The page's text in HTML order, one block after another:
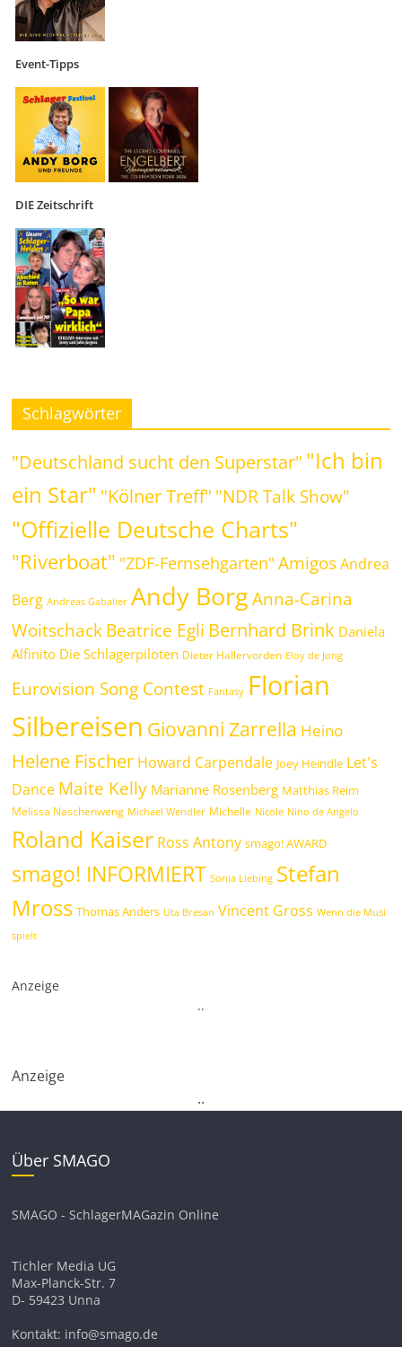
Event-Tipps
DIE Zeitschrift
Schlagwörter
"Deutschland sucht den Superstar" "Ich bin
ein Star" "Kölner Treff" "NDR Talk Show"
"Offizielle Deutsche Charts"
"Riverboat" "ZDF-Fernsehgarten" Amigos Andrea
Berg Andreas Gabalier Andy Borg Anna-Carina
WoitschackBeatrice Egli Bernhard Brink Daniela
Alfinito Die Schlagerpiloten Dieter Hallervorden Eloy de Jong
Eurovision Song Contest Fantasy Florian
Silbereisen Giovanni Zarrella Heino
Helene Fischer Howard Carpendale Joey Heindle Let's
Dance Maite Kelly Marianne Rosenberg Matthias Reim
Melissa Naschenweng Michael Wendler Michelle Nicole Nino de Angelo
Roland Kaiser Ross Antony smago! AWARD
smago! INFORMIERT Sonia Liebing Stefan
Mross Thomas Anders Uta Bresan Vincent Gross Wenn die Musi
spielt
Anzeige
..
Anzeige
..
Über SMAGO
SMAGO - SchlagerMAGazin Online
Tichler Media UG
Max-Planck-Str. 7
D- 59423 Unna
Kontakt: info@smago.de